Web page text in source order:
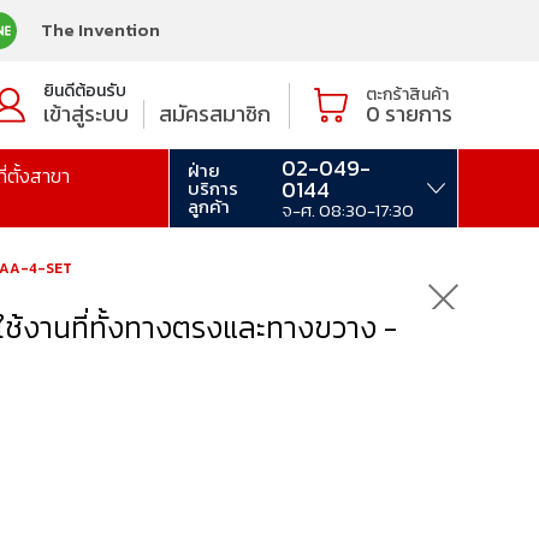
The Invention
ยินดีต้อนรับ
เข้าสู่ระบบ สมัครสมาชิก
ตะกร้าสินค้า
0 รายการ
ตั้งสาขา ฝ่าย
บริการ
ลูกค้า
02-049-
0144
จ-ศ. 08:30-17:30
4-SET
านที่ทั้งทางตรงและทางขวาง -